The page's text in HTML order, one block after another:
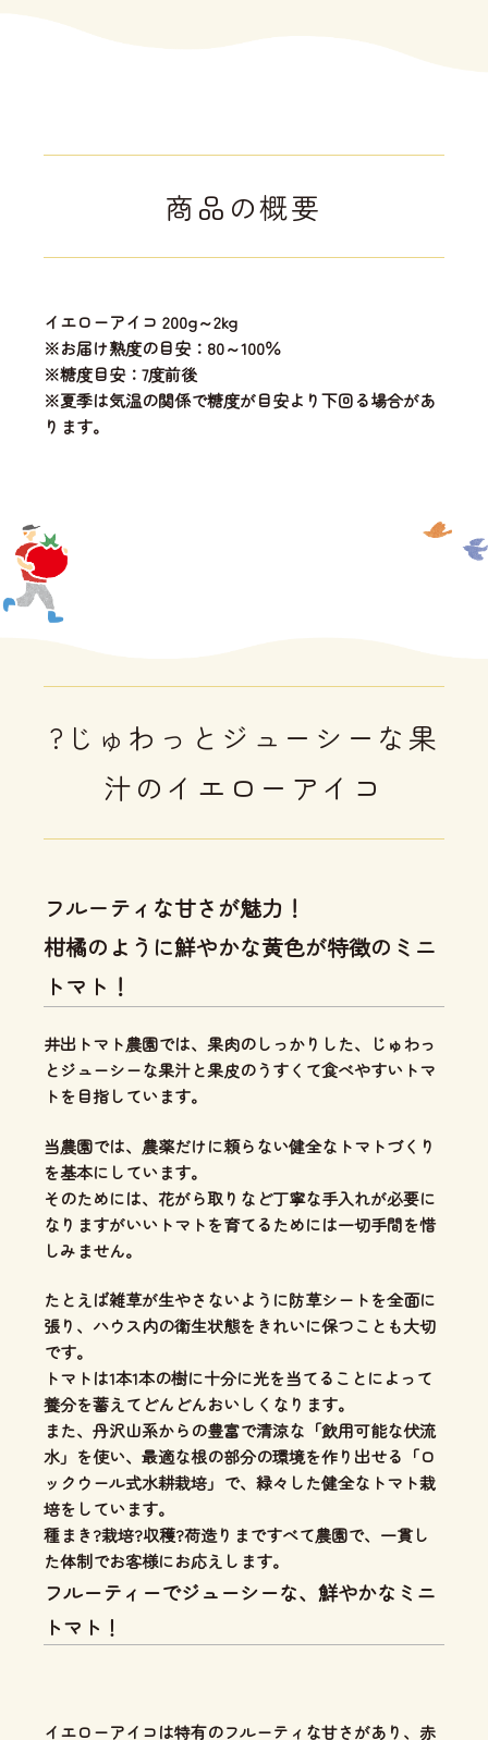
商品の概要
イエローアイコ 200g～2kg
※お届け熟度の目安：80～100％
※糖度目安：7度前後
※夏季は気温の関係で糖度が目安より下回る場合があ
ります。
?じゅわっとジューシーな果
汁のイエローアイコ
フルーティな甘さが魅力！
柑橘のように鮮やかな黄色が特徴のミニ
トマト！
井出トマト農園では、 果肉のしっかりした、じゅわっ
とジューシーな果汁と果皮のうすくて食べやすいトマ
トを目指しています。
当農園では、 農薬だけに頼らない健全なトマトづくり
を基本にしています。
そのためには、花がら取りなど丁寧な手入れが必要に
なりますがいいトマトを育てるためには一切手間を惜
しみません。
たとえば雑草が生やさないように防草シートを全面に
張り、ハウス内の衛生状態をきれいに保つことも大切
です。
トマトは1本1本の樹に十分に光を当てることによって
養分を蓄えてどんどんおいしくなります。
また、丹沢山系からの豊富で清涼な「飲用可能な伏流
水」を使い、 最適な根の部分の環境を作り出せる「ロ
ックウール式水耕栽培」 で、緑々した健全なトマト栽
培をしています。
種まき?栽培?収穫?荷造りまですべて農園で、一貫し
た体制でお客様にお応えします。
フルーティーでジューシーな、鮮やかなミニ
トマト！
イエローアイコは特有のフルーティな甘さがあり、 赤